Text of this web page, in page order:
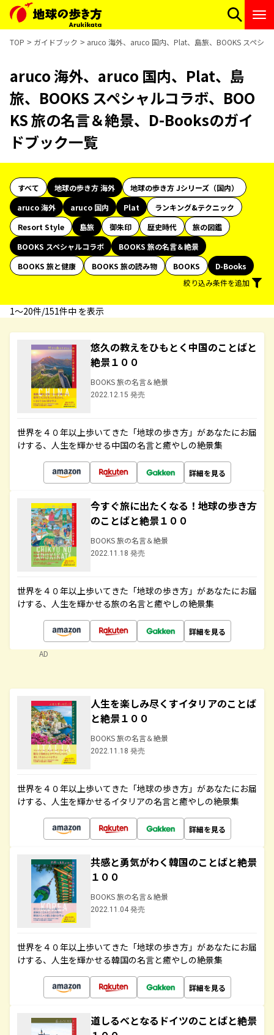
TOP ガイドブック aruco 海外、aruco 国内、Plat、島旅、BOOKS スペシ
aruco 海外、aruco 国内、Plat、島
旅、BOOKS スペシャルコラボ、BOO
KS 旅の名言＆絶景、D-Booksのガイ
ドブック一覧
すべて 地球の歩き方 海外
地球の歩き方 Jシリーズ（国内）
aruco 海外
aruco 国内 Plat
ランキング&テクニック
Resort Style
島旅 御朱印 歴史時代
旅の図鑑
BOOKS スペシャルコラボ
BOOKS 旅の名言＆絶景
BOOKS 旅と健康
BOOKS 旅の読み物 BOOKS
D-Books
絞り込み条件を追加
1〜20件/151件中 を表示
悠久の教えをひもとく中国のことばと
絶景１００
BOOKS 旅の名言＆絶景
2022.12.15 発売
世界を４０年以上歩いてきた「地球の歩き方」があなたにお届
けする、人生を輝かせる中国の名言と癒やしの絶景集
詳細を見る
今すぐ旅に出たくなる！地球の歩き方
のことばと絶景１００
BOOKS 旅の名言＆絶景
2022.11.18 発売
世界を４０年以上歩いてきた「地球の歩き方」があなたにお届
けする、人生を輝かせる旅の名言と癒やしの絶景集
詳細を見る
AD
人生を楽しみ尽くすイタリアのことば
と絶景１００
BOOKS 旅の名言＆絶景
2022.11.18 発売
世界を４０年以上歩いてきた「地球の歩き方」があなたにお届
けする、人生を輝かせるイタリアの名言と癒やしの絶景集
詳細を見る
共感と勇気がわく韓国のことばと絶景
１００
BOOKS 旅の名言＆絶景
2022.11.04 発売
世界を４０年以上歩いてきた「地球の歩き方」があなたにお届
けする、人生を輝かせる韓国の名言と癒やしの絶景集
詳細を見る
道しるべとなるドイツのことばと絶景